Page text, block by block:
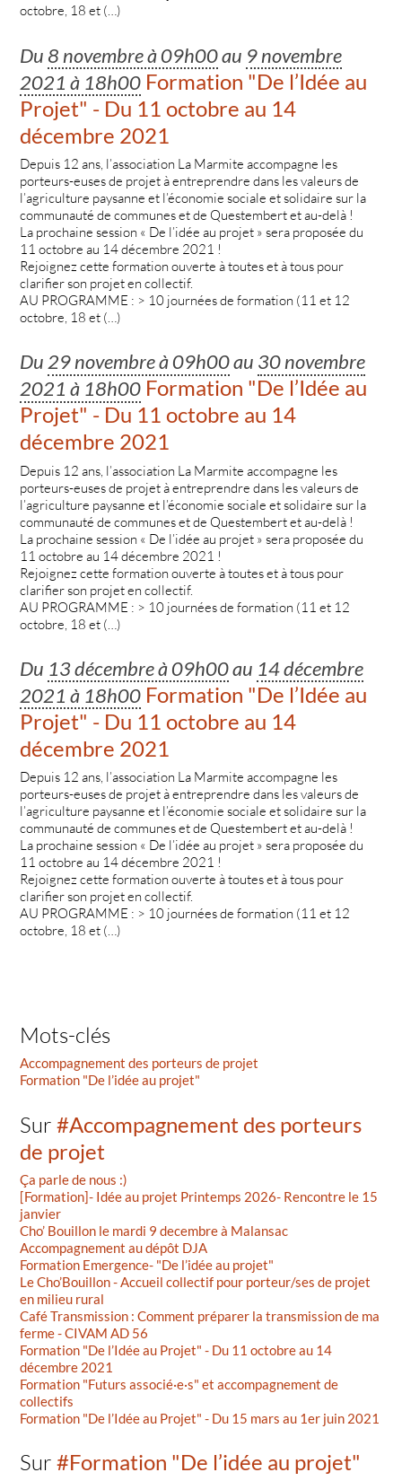
octobre, 18 et (…)
Du 8 novembre à 09h00au 9 novembre
2021 à 18h00 Formation "De l’Idée au
Projet" - Du 11 octobre au 14
décembre 2021
Depuis 12 ans, l’association La Marmite accompagne les
porteurs-euses de projet à entreprendre dans les valeurs de
l’agriculture paysanne et l’économie sociale et solidaire sur la
communauté de communes et de Questembert et au-delà !
La prochaine session « De l’idée au projet » sera proposée du
11 octobre au 14 décembre 2021 !
Rejoignez cette formation ouverte à toutes et à tous pour
clarifier son projet en collectif.
AU PROGRAMME : > 10 journées de formation (11 et 12
octobre, 18 et (…)
Du 29 novembre à 09h00au 30 novembre
2021 à 18h00 Formation "De l’Idée au
Projet" - Du 11 octobre au 14
décembre 2021
Depuis 12 ans, l’association La Marmite accompagne les
porteurs-euses de projet à entreprendre dans les valeurs de
l’agriculture paysanne et l’économie sociale et solidaire sur la
communauté de communes et de Questembert et au-delà !
La prochaine session « De l’idée au projet » sera proposée du
11 octobre au 14 décembre 2021 !
Rejoignez cette formation ouverte à toutes et à tous pour
clarifier son projet en collectif.
AU PROGRAMME : > 10 journées de formation (11 et 12
octobre, 18 et (…)
Du 13 décembre à 09h00au 14 décembre
2021 à 18h00 Formation "De l’Idée au
Projet" - Du 11 octobre au 14
décembre 2021
Depuis 12 ans, l’association La Marmite accompagne les
porteurs-euses de projet à entreprendre dans les valeurs de
l’agriculture paysanne et l’économie sociale et solidaire sur la
communauté de communes et de Questembert et au-delà !
La prochaine session « De l’idée au projet » sera proposée du
11 octobre au 14 décembre 2021 !
Rejoignez cette formation ouverte à toutes et à tous pour
clarifier son projet en collectif.
AU PROGRAMME : > 10 journées de formation (11 et 12
octobre, 18 et (…)
Mots-clés
Accompagnement des porteurs de projet
Formation "De l’idée au projet"
Sur#Accompagnement des porteurs
de projet
Ça parle de nous :)
[Formation]- Idée au projet Printemps 2026- Rencontre le 15
janvier
Cho’ Bouillon le mardi 9 decembre à Malansac
Accompagnement au dépôt DJA
Formation Emergence- "De l’idée au projet"
Le Cho’Bouillon - Accueil collectif pour porteur/ses de projet
en milieu rural
Café Transmission : Comment préparer la transmission de ma
ferme - CIVAM AD 56
Formation "De l’Idée au Projet" - Du 11 octobre au 14
décembre 2021
Formation "Futurs associé·e·s" et accompagnement de
collectifs
Formation "De l’Idée au Projet" - Du 15 mars au 1er juin 2021
Sur#Formation "De l’idée au projet"